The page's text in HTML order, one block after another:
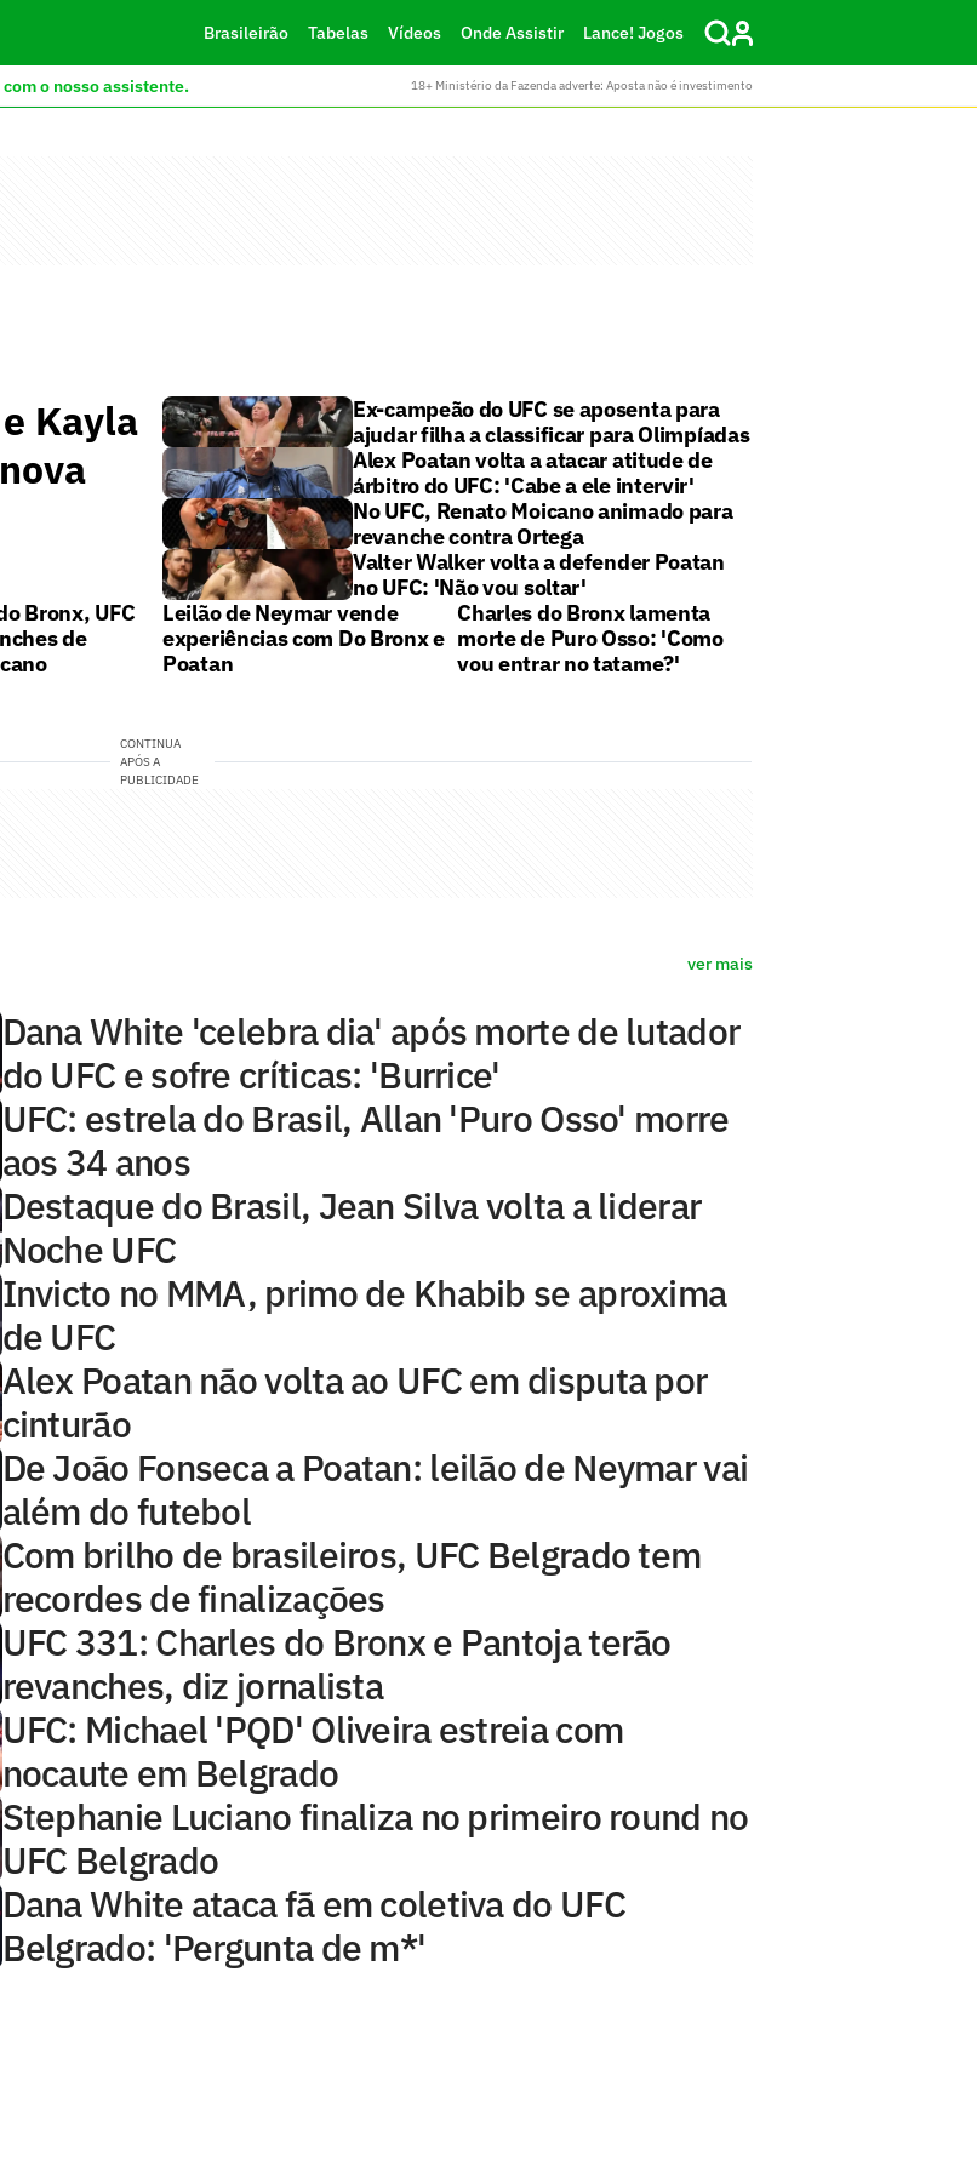
Brasileirão Tabelas Vídeos Onde Assistir Lance! Jogos
o nosso assistente. 18+ Ministério da Fazenda adverte: Aposta não é investimento
Kayla
Ex-campeão do UFC se aposenta para
ajudar filha a classificar para Olimpíadas
Alex Poatan volta a atacar atitude de
árbitro do UFC: 'Cabe a ele intervir'
No UFC, Renato Moicano animado para
revanche contra Ortega
Valter Walker volta a defender Poatan
no UFC: 'Não vou soltar'
Bronx, UFC
de
Leilão de Neymar vende
experiências com Do Bronx e
Poatan
Charles do Bronx lamenta
morte de Puro Osso: 'Como
vou entrar no tatame?'
CONTINUA
APÓS A
PUBLICIDADE
ver mais
Dana White 'celebra dia' após morte de lutador
do UFC e sofre críticas: 'Burrice'
UFC: estrela do Brasil, Allan 'Puro Osso' morre
aos 34 anos
Destaque do Brasil, Jean Silva volta a liderar
Noche UFC
Invicto no MMA, primo de Khabib se aproxima
de UFC
Alex Poatan não volta ao UFC em disputa por
cinturão
De João Fonseca a Poatan: leilão de Neymar vai
além do futebol
Com brilho de brasileiros, UFC Belgrado tem
recordes de finalizações
UFC 331: Charles do Bronx e Pantoja terão
revanches, diz jornalista
UFC: Michael 'PQD' Oliveira estreia com
nocaute em Belgrado
Stephanie Luciano finaliza no primeiro round no
UFC Belgrado
Dana White ataca fã em coletiva do UFC
Belgrado: 'Pergunta de m*'